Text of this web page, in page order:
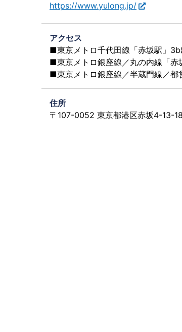
https://www.yulong.jp/
アクセス
■東京メトロ千代田線「赤坂駅」
■東京メトロ銀座線／丸の内線「赤
■東京メトロ銀座線／半蔵門線／都
住所
〒107-0052 東京都港区赤坂4-13-18